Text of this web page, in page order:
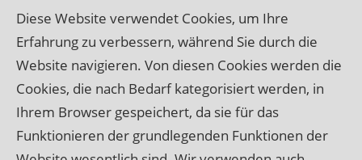
Diese Website verwendet Cookies, um Ihre
Erfahrung zu verbessern, während Sie durch die
Website navigieren. Von diesen Cookies werden die
Cookies, die nach Bedarf kategorisiert werden, in
Ihrem Browser gespeichert, da sie für das
Funktionieren der grundlegenden Funktionen der